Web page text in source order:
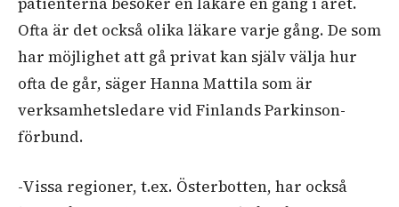
Ofta är det också olika läkare varje gång. De som
har möjlighet att gå privat kan själv välja hur
ofta de går, säger Hanna Mattila som är
verksamhetsledare vid Finlands Parkinson-
förbund.
-Vissa regioner, t.ex. Österbotten, har också